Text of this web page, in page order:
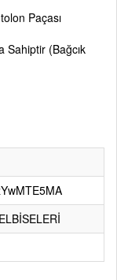
Paçası
Sahiptir (Bağcık